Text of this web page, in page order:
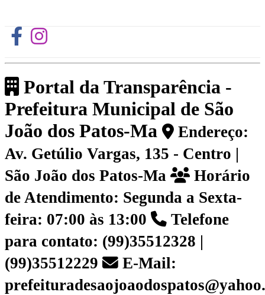
Portal da Transparência -
Prefeitura Municipal de São
João dos Patos-Ma
Endereço:
Av. Getúlio Vargas, 135 - Centro |
São João dos Patos-Ma
Horário
de Atendimento: Segunda a Sexta-
feira: 07:00 às 13:00
Telefone
para contato: (99)35512328 |
(99)35512229
E-Mail: